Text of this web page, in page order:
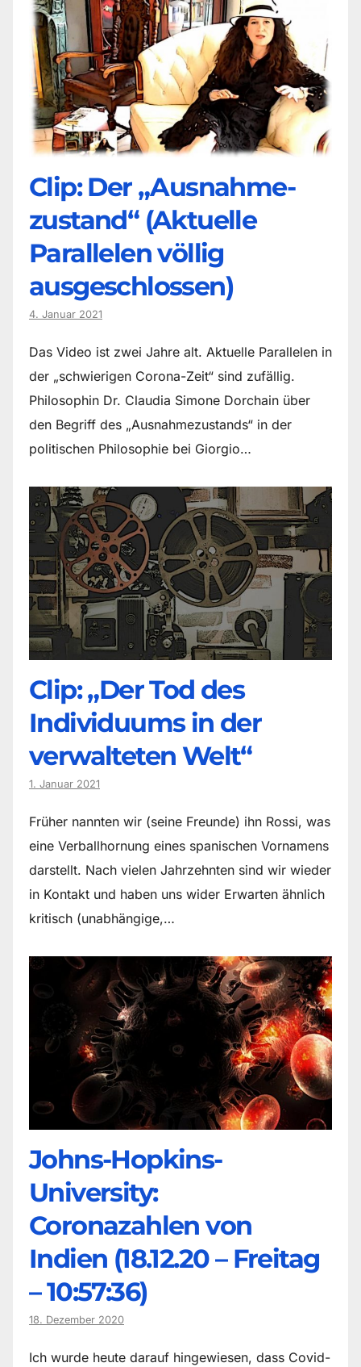
Clip: Der „Ausnahme-
zustand“ (Aktuelle
Parallelen völlig
ausgeschlossen)
4. Januar 2021
Das Video ist zwei Jahre alt. Aktuelle Parallelen in
der „schwierigen Corona-Zeit“ sind zufällig.
Philosophin Dr. Claudia Simone Dorchain über
den Begriff des „Ausnahmezustands“ in der
politischen Philosophie bei Giorgio…
Clip: „Der Tod des
Individuums in der
verwalteten Welt“
1. Januar 2021
Früher nannten wir (seine Freunde) ihn Rossi, was
eine Verballhornung eines spanischen Vornamens
darstellt. Nach vielen Jahrzehnten sind wir wieder
in Kontakt und haben uns wider Erwarten ähnlich
kritisch (unabhängige,…
Johns-Hopkins-
University:
Coronazahlen von
Indien (18.12.20 – Freitag
– 10:57:36)
18. Dezember 2020
Ich wurde heute darauf hingewiesen, dass Covid-